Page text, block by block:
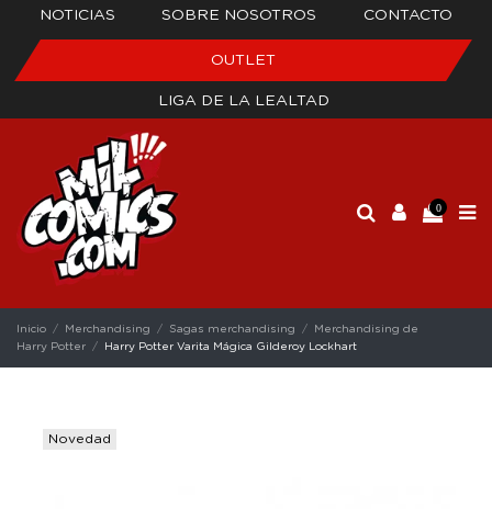
NOTICIAS SOBRE NOSOTROS CONTACTO
OUTLET
LIGA DE LA LEALTAD
0
Inicio Merchandising Sagas merchandising
Merchandising de
Harry Potter
Harry Potter Varita Mágica Gilderoy Lockhart
Novedad